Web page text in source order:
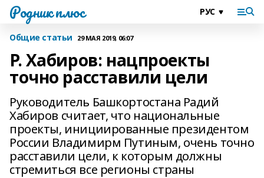
Родник плюс
Общие статьи 29 МАЯ 2019, 06:07
Р. Хабиров: нацпроекты
точно расставили цели
Руководитель Башкортостана Радий
Хабиров считает, что национальные
проекты, инициированные президентом
России Владимирм Путиным, очень точно
расставили цели, к которым должны
стремиться все регионы страны